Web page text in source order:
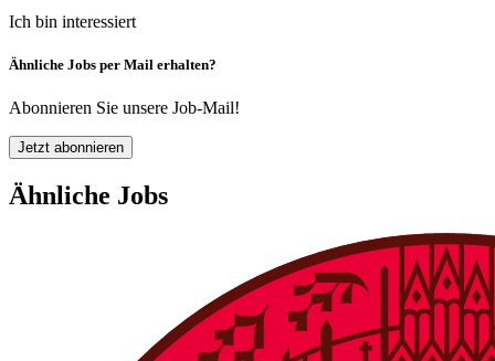
Ich bin interessiert
Ähnliche Jobs per Mail erhalten?
Abonnieren Sie unsere Job-Mail!
Jetzt abonnieren
Ähnliche Jobs